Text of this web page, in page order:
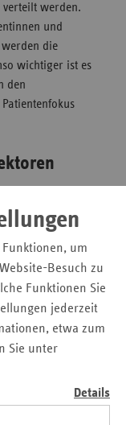
Funktionen, um
Besuch zu
Funktionen Sie
jederzeit
etwa zum
Sie unter
Details
werden.
und
die
wichtiger ist es
den
zwischen
Das
nur zu
den
dass sie zu einer
sollte der
und
werden.